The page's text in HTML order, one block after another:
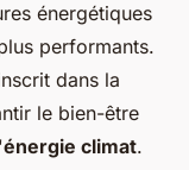
énergétiques
performants.
dans la
le bien-être
énergie climat.